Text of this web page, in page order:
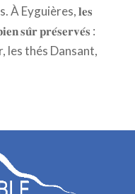
À Eyguières, 𝐥𝐞𝐬
𝐬𝐮̂𝐫 𝐩𝐫𝐞́𝐬𝐞𝐫𝐯𝐞́𝐬 :
les thés Dansant,